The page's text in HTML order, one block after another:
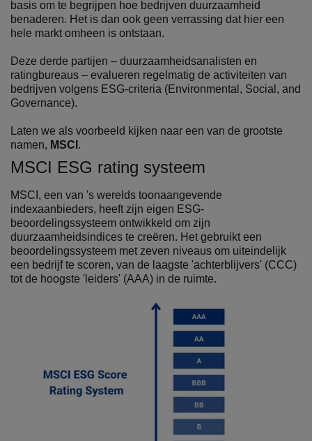
basis om te begrijpen hoe bedrijven duurzaamheid
benaderen. Het is dan ook geen verrassing dat hier een
hele markt omheen is ontstaan.
Deze derde partijen – duurzaamheidsanalisten en
ratingbureaus – evalueren regelmatig de activiteiten van
bedrijven volgens ESG-criteria (Environmental, Social, and
Governance).
Laten we als voorbeeld kijken naar een van de grootste
namen, MSCI .
MSCI ESG rating systeem
MSCI, een van 's werelds toonaangevende
indexaanbieders, heeft zijn eigen ESG-
beoordelingssysteem ontwikkeld om zijn
duurzaamheidsindices te creëren. Het gebruikt een
beoordelingssysteem met zeven niveaus om uiteindelijk
een bedrijf te scoren, van de laagste 'achterblijvers' (CCC)
tot de hoogste 'leiders' (AAA) in de ruimte.